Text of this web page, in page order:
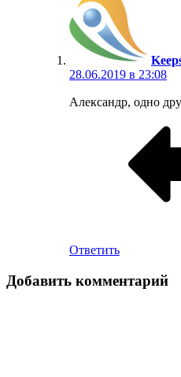
28.06.2019 в 23:08
Александр, одно
Ответить
Добавить комментарий